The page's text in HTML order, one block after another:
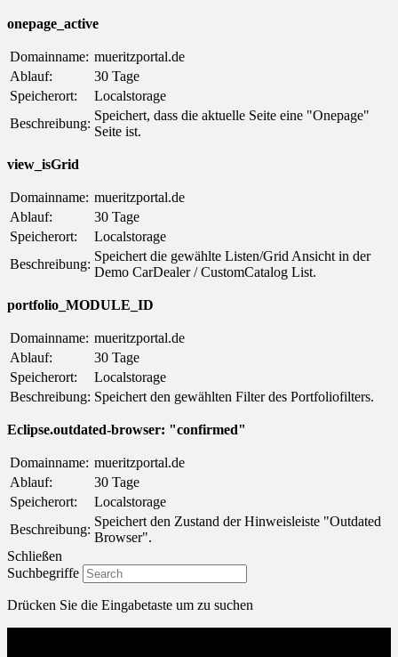
onepage_active
Domainname: mueritzportal.de
Ablauf:
30 Tage
Speicherort:
Localstorage
Beschreibung:
Speichert, dass die aktuelle Seite eine "Onepage"
Seite ist.
view_isGrid
Domainname: mueritzportal.de
Ablauf:
30 Tage
Speicherort:
Localstorage
Beschreibung:
Speichert die gewählte Listen/Grid Ansicht in der
Demo CarDealer / CustomCatalog List.
portfolio_MODULE_ID
Domainname: mueritzportal.de
Ablauf:
30 Tage
Speicherort:
Localstorage
Beschreibung: Speichert den gewählten Filter des Portfoliofilters.
Eclipse.outdated-browser: "confirmed"
Domainname: mueritzportal.de
Ablauf:
30 Tage
Speicherort:
Localstorage
Beschreibung:
Speichert den Zustand der Hinweisleiste "Outdated
Browser".
Schließen
Suchbegriffe
Drücken Sie die Eingabetaste um zu suchen